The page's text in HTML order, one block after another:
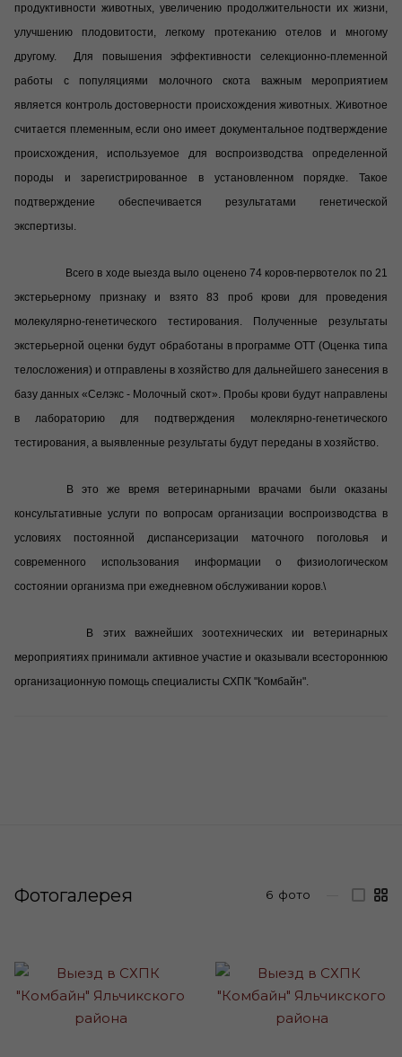
продуктивности животных, увеличению продолжительности их жизни,
улучшению плодовитости, легкому протеканию отелов и многому
другому.Для повышения эффективности селекционно-племенной
работы с популяциями молочного скота важным мероприятием
является контроль достоверности происхождения животных. Животное
считается племенным, если оно имеет документальное подтверждение
происхождения, используемое для воспроизводства определенной
породы и зарегистрированное в установленном порядке. Такое
подтверждение обеспечивается результатами генетической
экспертизы.
Всего в ходе выезда выло оценено 74 коров-первотелок по 21
экстерьерному признаку и взято 83 проб крови для проведения
молекулярно-генетического тестирования. Полученные результаты
экстерьерной оценки будут обработаны в программе ОТТ (Оценка типа
телосложения) и отправлены в хозяйство для дальнейшего занесения в
базу данных «Селэкс - Молочный скот». Пробы крови будут направлены
в лабораторию для подтверждения молеклярно-генетического
тестирования, а выявленные результаты будут переданы в хозяйство.
В это же время ветеринарными врачами были оказаны
консультативные услуги по вопросам организации воспроизводства в
условиях постоянной диспансеризации маточного поголовья и
современного использования информации о физиологическом
состоянии организма при ежедневном обслуживании коров.\
В этих важнейших зоотехнических ии ветеринарных
мероприятиях принимали активное участие и оказывали всестороннюю
организационную помощь специалисты СХПК "Комбайн".
Фотогалерея 6 фото